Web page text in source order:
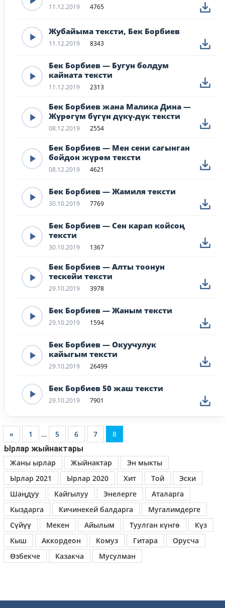
11.12.2019 4765
Жубайыма тексти, Бек Борбиев
11.12.2019 8343
Бек Борбиев — Бугун болдум
кайната тексти
11.12.2019 2313
Бек Борбиев жана Малика Дина —
Жүрөгүм бүгүн дүкү-дүк тексти
08.12.2019 2554
Бек Борбиев — Мен сени сагынган
бойдон жүрөм тексти
08.12.2019 4621
Бек Борбиев — Жамиля тексти
30.10.2019 7769
Бек Борбиев — Сен карап койсоң
тексти
30.10.2019 1367
Бек Борбиев — Алты тоонун
тескейи тексти
29.10.2019 3978
Бек Борбиев — Жаным тексти
29.10.2019 1594
Бек Борбиев — Окуучулук
кайыгым тексти
29.10.2019 26499
Бек Борбиев 50 жаш тексти
29.10.2019 7901
« 1 … 5 6 7
8
Ырлар жыйнактары
Жаны ырлар
Жыйнактар
Эн мыкты
Ырлар 2021
Ырлар 2020 Хит Той
Эски
Шаңдуу
Кайгылуу Энелерге
Аталарга
Кыздарга
Кичинекей балдарга
Мугалимдерге
Сүйүү
Мекен Айылым Туулган күнгө
Күз
Кыш
Аккордеон Комуз Гитара
Орусча
Өзбекче
Казакча Мусулман